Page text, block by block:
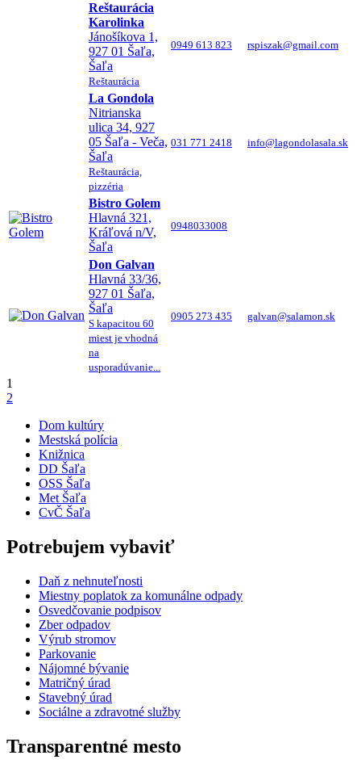
Reštaurácia
Karolinka
Jánošíkova 1,
927 01 Šaľa,
Šaľa
Reštaurácia
0949 613 823 rspiszak@gmail.com
La Gondola
Nitrianska
ulica 34, 927
05 Šaľa - Veča,
Šaľa
Reštaurácia,
pizzéria
031 771 2418 info@lagondolasala.sk
Bistro Golem
Hlavná 321,
Kráľová n/V,
Šaľa
0948033008
Don Galvan
Hlavná 33/36,
927 01 Šaľa,
Šaľa
S kapacitou 60
miest je vhodná
na
usporadúvanie...
0905 273 435 galvan@salamon.sk
1
2
Dom kultúry
Mestská polícia
Knižnica
DD Šaľa
OSS Šaľa
Met Šaľa
CvČ Šaľa
Potrebujem vybaviť
Daň z nehnuteľnosti
Miestny poplatok za komunálne odpady
Osvedčovanie podpisov
Zber odpadov
Výrub stromov
Parkovanie
Nájomné bývanie
Matričný úrad
Stavebný úrad
Sociálne a zdravotné služby
Transparentné mesto